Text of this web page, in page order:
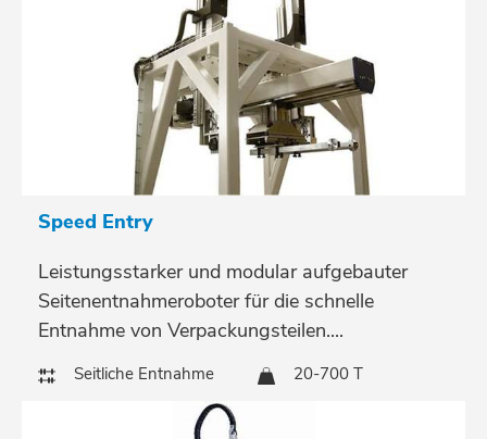
Speed Entry
Leistungsstarker und modular aufgebauter
Seitenentnahmeroboter für die schnelle
Entnahme von Verpackungsteilen....
Seitliche Entnahme 20-700 T